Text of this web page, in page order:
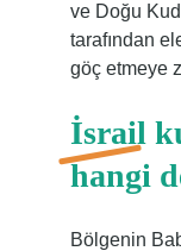
ve Doğu
tarafından
göç etmeye
İsrail
hangi
Bölgenin